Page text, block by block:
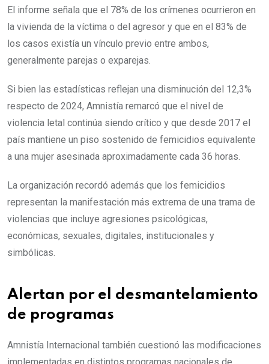
El informe señala que el 78% de los crímenes ocurrieron en
la vivienda de la víctima o del agresor y que en el 83% de
los casos existía un vínculo previo entre ambos,
generalmente parejas o exparejas.
Si bien las estadísticas reflejan una disminución del 12,3%
respecto de 2024, Amnistía remarcó que el nivel de
violencia letal continúa siendo crítico y que desde 2017 el
país mantiene un piso sostenido de femicidios equivalente
a una mujer asesinada aproximadamente cada 36 horas.
La organización recordó además que los femicidios
representan la manifestación más extrema de una trama de
violencias que incluye agresiones psicológicas,
económicas, sexuales, digitales, institucionales y
simbólicas.
Alertan por el desmantelamiento
de programas
Amnistía Internacional también cuestionó las modificaciones
implementadas en distintos programas nacionales de